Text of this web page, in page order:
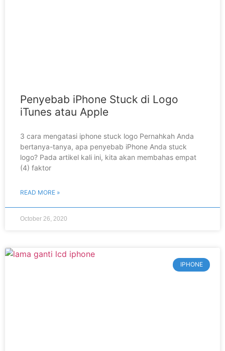
Penyebab iPhone Stuck di Logo
iTunes atau Apple
3 cara mengatasi iphone stuck logo Pernahkah Anda
bertanya-tanya, apa penyebab iPhone Anda stuck
logo? Pada artikel kali ini, kita akan membahas empat
(4) faktor
READ MORE »
October 26, 2020
IPHONE